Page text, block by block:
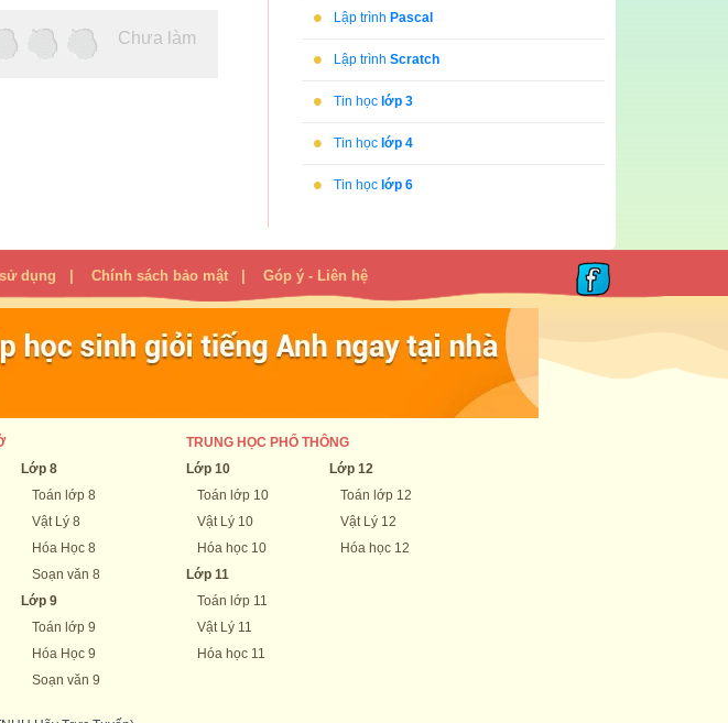
Chưa làm
• Lập trình Pascal
• Lập trìnhScratch
• Tin học lớp 3
• Tin học lớp 4
• Tin học lớp 6
dụng Chính sách bảo mật Góp ý - Liên hệ
Lớp 8
Toán lớp 8
Vật Lý 8
Hóa Học 8
Soạn văn 8
Lớp 9
Toán lớp 9
Hóa Học 9
Soạn văn 9
TRUNG HỌC PHỔ THÔNG
Lớp 10
Toán lớp 10
Vật Lý 10
Hóa học 10
Lớp 11
Toán lớp 11
Vật Lý 11
Hóa học 11
Lớp 12
Toán lớp 12
Vật Lý 12
Hóa học 12